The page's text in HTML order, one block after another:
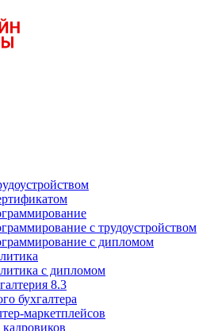
с трудоустройством
с дипломом
с дипломом
8.3
бухгалтера
маркетплейсов